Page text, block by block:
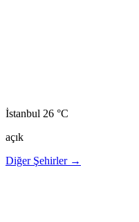
İstanbul 26 °C
açık
Diğer Şehirler →